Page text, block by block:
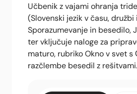
Učbenik z vajami ohranja
(Slovenski jezik v času,
Sporazumevanje in besedilo,
ter vključuje naloge za
maturo, rubriko Okno v svet s
razčlembe besedil z rešitvami.